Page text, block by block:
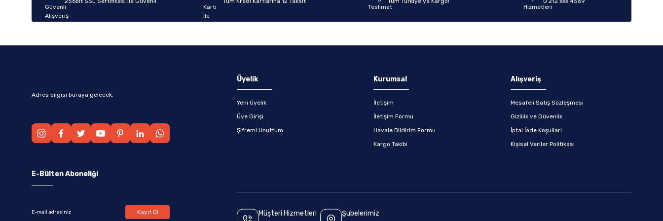
Bu ürüne benzer farklı alternatifler olmalı.
Adres bilgisi buraya gelecek.
Üyelik
Yeni Üyelik
Üye Girişi
Şifremi Unuttum
Kurumsal
İletişim
İletişim Formu
Havale Bildirim Formu
Kargo Takibi
Alışveriş
Mesafeli Satış Sözleşmesi
Gizlilik ve Güvenlik
İptal İade Koşullari
Kişisel Veriler Politikası
E-Bülten Aboneliği
Kayıt Ol Müşteri Hizmetleri Şubelerimiz